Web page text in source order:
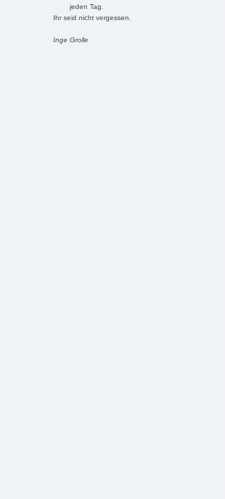
jeden Tag.
Ihr seid nicht vergessen.
Inge Grolle